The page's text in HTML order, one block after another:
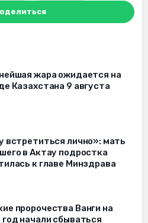
жара ожидается на
Казахстана 9 августа
встретиться лично»: мать
в Актау подростка
к главе Минздрава
пророчества Ванги на
начали сбываться